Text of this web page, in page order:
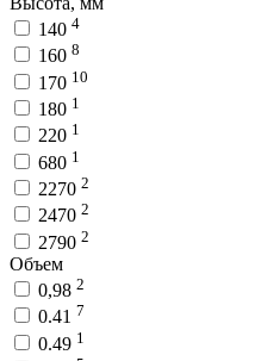
140 4
160 8
170 10
180 1
220 1
680 1
2270 2
2470 2
2790 2
Объем
0,98 2
0.41 7
0.49 1